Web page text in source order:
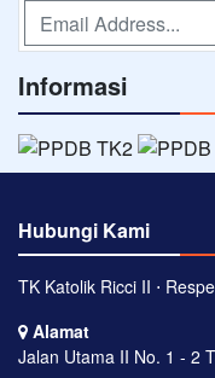
Informasi
Hubungi Kami
TK Katolik Ricci II ⋅
Alamat
Jalan Utama II No. 1 - 2